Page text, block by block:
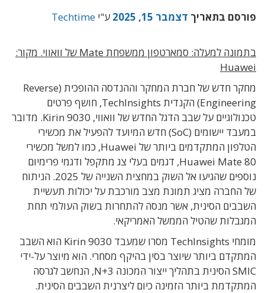
פורסם בתאריך דצמבר 15, 2025 ע"י Techtime
בתמונה למעלה: סמארטפון ממשפחת Mate של וואווי. מקור:
Huawei
מחקר חדש של חברת המחקר וההנדסה ההופכית (Reverse
Engineering) הקנדית TechInsights, חושף פרטים
טכנולוגיים על שבב הדגל החדש של וואווי, Kirin 9030. מדובר
במעבד יישומים (SoC) חדש המיועד להפעיל את מכשירי
הטלפון המתקדמים ביותר של Huawei, כמו למשל מכשירי
Huawei Mate 80, דגמים בעלי צג מתקפל ודגמי פרימיום
נוספים שהגיעו אל השוק במחצית השנייה של 2025. הניתוח
של החברה מציג תמונת מצב מורכבת על יכולות תעשיית
השבבים הסינית, אשר מנסה להתחרות בשוק העולמי תחת
המגבלות שהטיל הממשל האמריקאי.
מומחי TechInsights מסרו שמעבד Kirin 9030 הוא השבב
המתקדם ביותר שיוצר בסין בהיקף מסחרי. הוא מיוצר על-ידי
SMIC הסינית בתהליך ייצור המכונה N+3, הנחשב לגרסה
המתקדמת ביותר הזמינה כיום ליצרנית השבבים הסינית.